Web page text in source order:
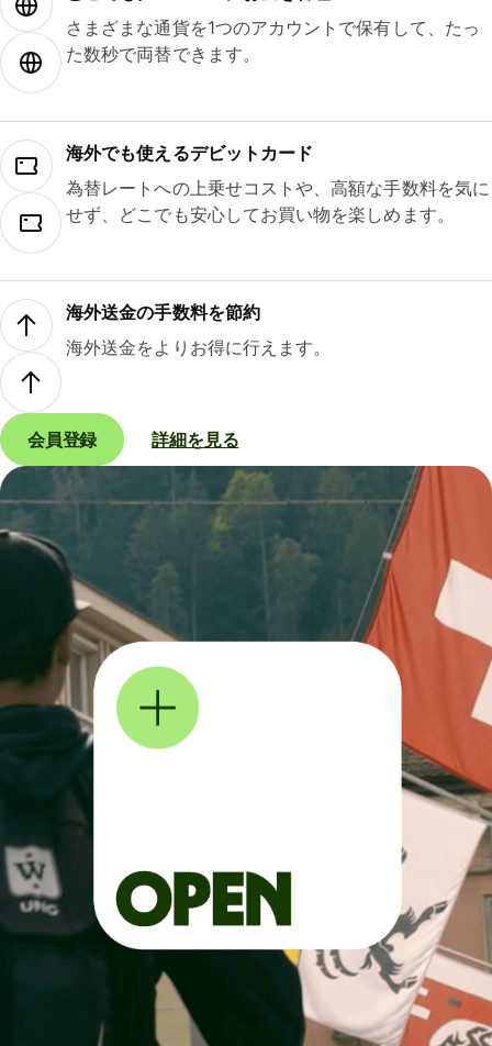
さまざまな通貨を1つのアカウントで保有して、たっ
た数秒で両替できます。
海外でも使えるデビットカード
為替レートへの上乗せコストや、高額な手数料を気に
せず、どこでも安心してお買い物を楽しめます。
海外送金の手数料を節約
海外送金をよりお得に行えます。
会員登録 詳細を見る